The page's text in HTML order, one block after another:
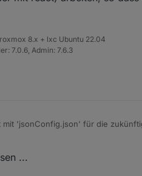
8.x + lxc Ubuntu 22.04
7.0.6, Admin: 7.6.3
mit 'jsonConfig.json' für die
...